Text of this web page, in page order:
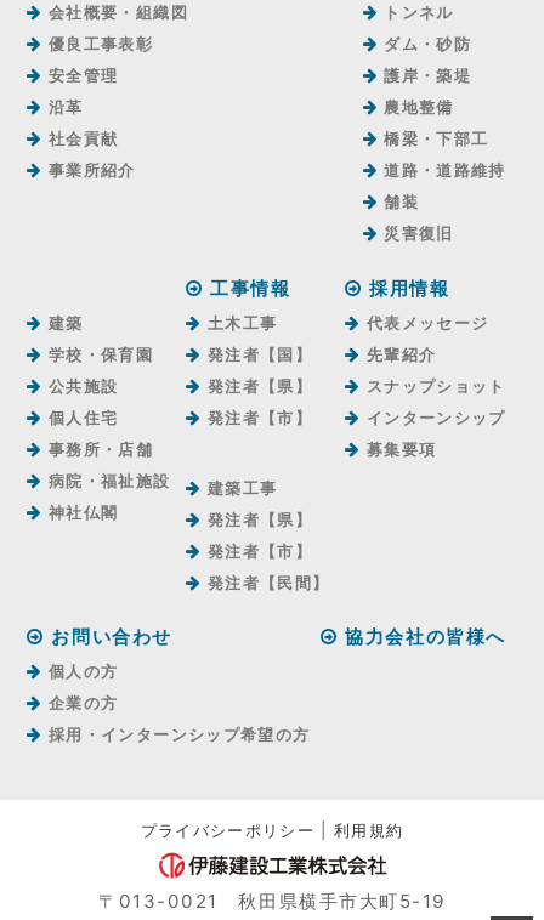
会社概要・組織図
優良工事表彰
安全管理
沿革
社会貢献
事業所紹介
トンネル
ダム・砂防
護岸・築堤
農地整備
橋梁・下部工
道路・道路維持
舗装
災害復旧
建築
学校・保育園
公共施設
個人住宅
事務所・店舗
病院・福祉施設
神社仏閣
工事情報
土木工事
発注者【国】
発注者【県】
発注者【市】
建築工事
発注者【県】
発注者【市】
発注者【⺠間】
採用情報
代表メッセージ
先輩紹介
スナップショット
インターンシップ
募集要項
お問い合わせ
個人の方
企業の方
採用・インターンシップ希望の方
協力会社の皆様へ
プライバシーポリシー |利用規約
〒013-0021 秋田県横手市大町5-19